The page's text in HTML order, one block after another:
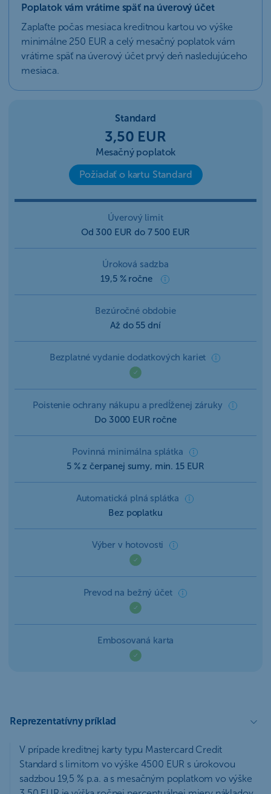
Poplatok vám vrátime späť na úverový účet
Zaplaťte počas mesiaca kreditnou kartou vo výške
minimálne 250 EUR a celý mesačný poplatok vám
vrátime späť na úverový účet prvý deň nasledujúceho
mesiaca.
Standard
3,50 EUR
Mesačný poplatok
Požiadať o kartu Standard
Úverový limit
Od 300 EUR do 7 500 EUR
Úroková sadzba
19,5 % ročne
Bezúročné obdobie
Až do 55 dní
Bezplatné vydanie dodatkových kariet
Poistenie ochrany nákupu a predĺženej záruky
Do 3000 EUR ročne
Povinná minimálna splátka
5 % z čerpanej sumy, min. 15 EUR
Automatická plná splátka
Bez poplatku
Výber v hotovosti
Prevod na bežný účet
Embosovaná karta
Reprezentatívny príklad
V prípade kreditnej karty typu Mastercard Credit
Standard s limitom vo výške 4500 EUR s úrokovou
sadzbou 19,5 % p.a. a s mesačným poplatkom vo výške